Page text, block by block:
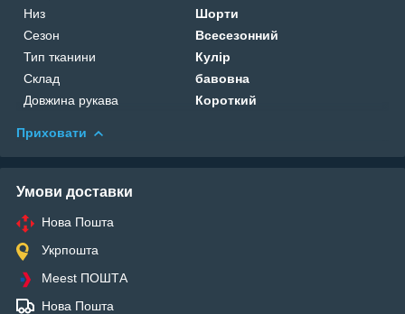
Низ
Шорти
Сезон
Всесезонний
Тип тканини
Кулір
Склад
бавовна
Довжина рукава
Короткий
Приховати
Умови доставки
Нова Пошта
Укрпошта
Meest ПОШТА
Нова Пошта